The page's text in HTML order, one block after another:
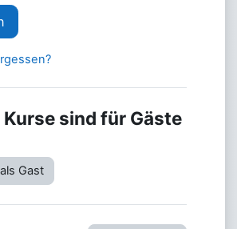
sind für Gäste
Gast